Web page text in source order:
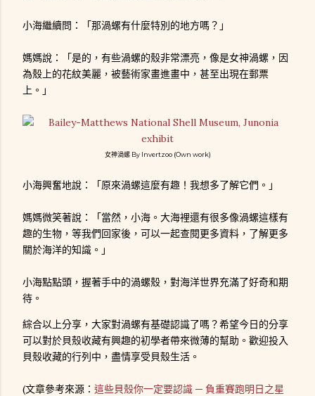
小海繼續問：「那渦螺有什麼特別的地方嗎？」
媽媽說：「是的，有些渦螺的殼非常漂亮，像是女神渦螺，因
為殼上的花紋美麗，被藝術家畫進畫中，甚至出現在郵票
上。」
女神渦螺 By Invertzoo (Own work)
小海興奮地說：「原來渦螺這麼有趣！我想多了解它們。」
媽媽微笑著說：「當然，小海。大海裡還有很多像渦螺這樣有
趣的生物，等我們回家後，可以一起查閱更多資料，了解更多
關於海洋的知識。」
小海點點頭，握著手中的渦螺殼，對海洋世界充滿了好奇和期
待。
綜合以上分享，大家對渦螺有基礎認識了嗎？希望今日的分享
可以對於貝殼收藏有興趣的初學者帶來微薄的幫助。歡迎投入
貝殼收藏的行列中，盡情享受貝殼生活。
(文章參考來源： 這些貝殼你一定要認識 ─ 負重賽跑明日之星